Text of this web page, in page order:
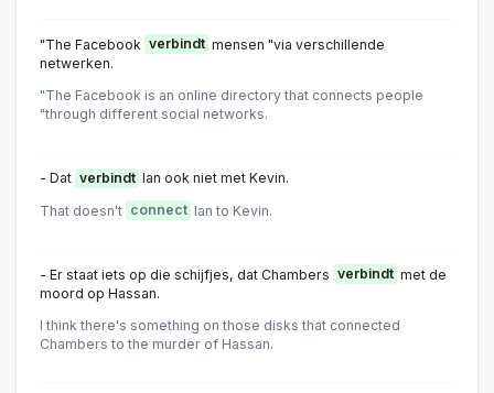
"The Facebook verbindt mensen "via verschillende
netwerken.
"The Facebook is an online directory that connects people
"through different social networks.
- Dat verbindt Ian ook niet met Kevin.
That doesn't connect Ian to Kevin.
- Er staat iets op die schijfjes, dat Chambers verbindt met de
moord op Hassan.
I think there's something on those disks that connected
Chambers to the murder of Hassan.